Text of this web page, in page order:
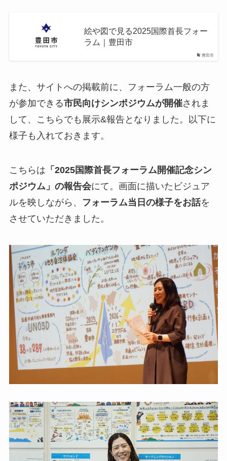
豊田市
絵や図で見る2025国際首長フォー
ラム｜豊田市
また、サイトへの掲載前に、フォーラム一般の方
が参加できる市民向けシンポジウムが開催されま
して、こちらでも展示&報告となりました。以下に
様子も入れておきます。
こちらは 「2025国際首長フォーラム開催記念シン
ポジウム」の報告会にて。画面に描いたビジュア
ルを映しながら、
フォーラム当日の様子をお話を
させていただきました。